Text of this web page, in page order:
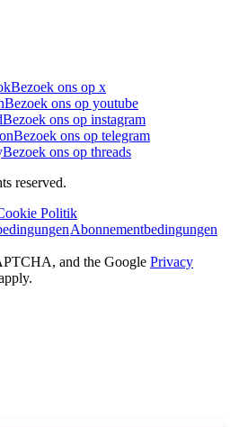
Bezoek ons op x
Bezoek ons op youtube
Bezoek ons op instagram
Bezoek ons op telegram
Bezoek ons op threads
reserved.
Politik
Abonnementbedingungen
and the Google Privacy